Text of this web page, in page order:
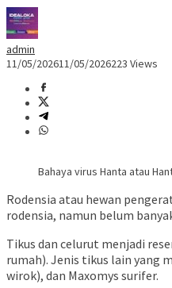
admin
11/05/202611/05/2026223 Views
Bahaya virus Hanta atau
Rodensia atau hewan
rodensia, namun belum
Tikus dan celurut menjadi
rumah). Jenis tikus lain yang
wirok), dan Maxomys surifer.